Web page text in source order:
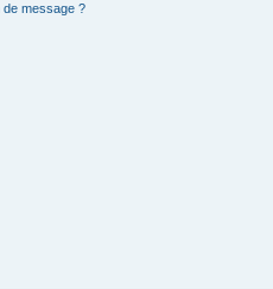
de message ?